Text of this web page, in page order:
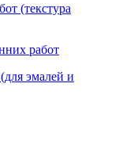
(текстура
работ
эмалей и